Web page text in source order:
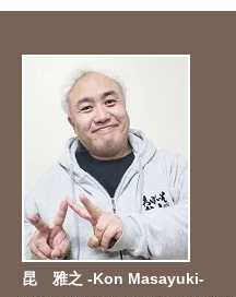
昆 雅之 -Kon Masayuki-